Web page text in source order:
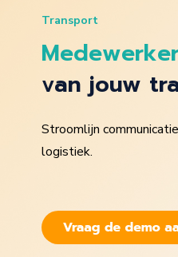
Transport
van jouw
Stroomlijn
logistiek.